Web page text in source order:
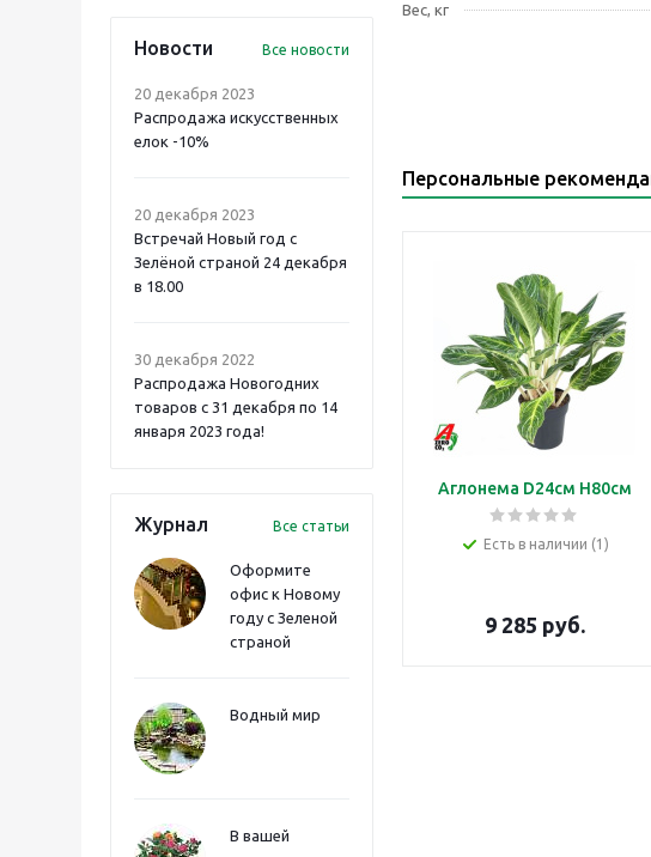
Новости Все новости
20 декабря 2023
Распродажа искусственных
елок -10%
20 декабря 2023
Встречай Новый год с
Зелёной страной 24 декабря
в 18.00
30 декабря 2022
Распродажа Новогодних
товаров с 31 декабря по 14
января 2023 года!
Журнал Все статьи
Оформите
офис к Новому
году с Зеленой
страной
Водный мир
В вашей
Вес, кг
Персональные
Аглонема D24см H80см
Есть в наличии (1)
9 285 руб.